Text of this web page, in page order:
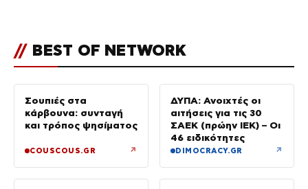
beach bar
// BEST OF NETWORK
Σουπιές στα
κάρβουνα: συνταγή
και τρόπος ψησίματος
COUSCOUS.GR ↗
ΔΥΠΑ: Ανοιχτές οι
αιτήσεις για τις 30
ΣΑΕΚ (πρώην ΙΕΚ) – Οι
46 ειδικότητες
DIMOCRACY.GR ↗